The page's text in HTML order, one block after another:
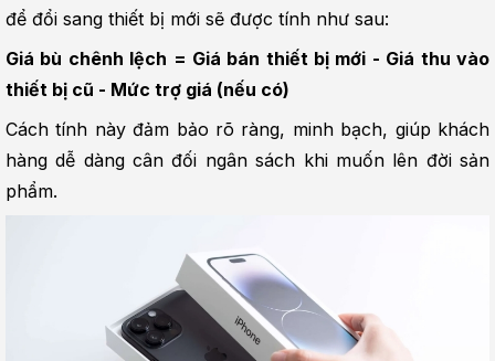
để đổi sang thiết bị mới sẽ được tính như sau:
Giá bù chênh lệch = Giá bán thiết bị mới - Giá thu vào
thiết bị cũ - Mức trợ giá (nếu có)
Cách tính này đảm bảo rõ ràng, minh bạch, giúp khách
hàng dễ dàng cân đối ngân sách khi muốn lên đời sản
phẩm.